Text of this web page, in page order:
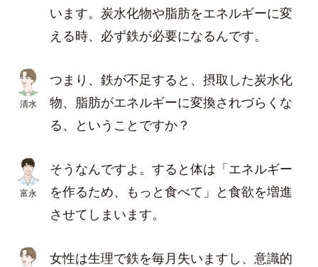
います。炭水化物や脂肪をエネルギーに変
える時、必ず鉄が必要になるんです。
清水
つまり、鉄が不足すると、摂取した炭水化
物、脂肪がエネルギーに変換されづらくな
る、ということですか？
富永
そうなんですよ。すると体は「エネルギー
を作るため、もっと食べて」と食欲を増進
させてしまいます。
女性は生理で鉄を毎月失いますし、意識的